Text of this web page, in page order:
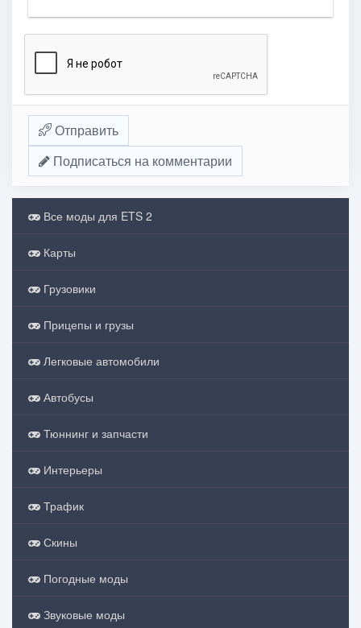
Отправить
Подписаться на комментарии
Все моды для ETS 2
Карты
Грузовики
Прицепы и грузы
Легковые автомобили
Автобусы
Тюннинг и запчасти
Интерьеры
Трафик
Скины
Погодные моды
Звуковые моды